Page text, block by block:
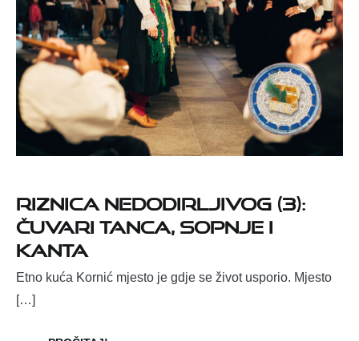
Riznica nedodirljivog (3):
Čuvari tanca, sopnje i
kanta
Etno kuća Kornić mjesto je gdje se život usporio. Mjesto
[…]